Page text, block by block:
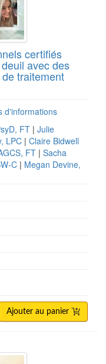
certifiés
avec des
traitement
d'informations
FT | Julie
LPC | Claire Bidwell
FT | Sacha
C | Megan Devine,
Ajouter au panier